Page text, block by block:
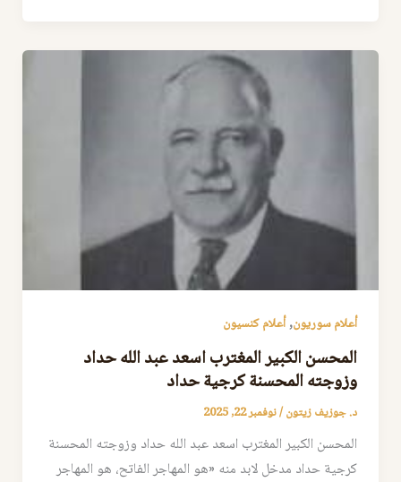
أعلام سوريون,أعلام كنسيون
المحسن الكبير المغترب اسعد عبد الله حداد
وزوجته المحسنة كرجية حداد
د. جوزيف زيتون/نوفمبر 22, 2025
المحسن الكبير المغترب اسعد عبد الله حداد وزوجته المحسنة
كرجية حداد مدخل لابد منه «هو المهاجر الفاتح، هو المهاجر